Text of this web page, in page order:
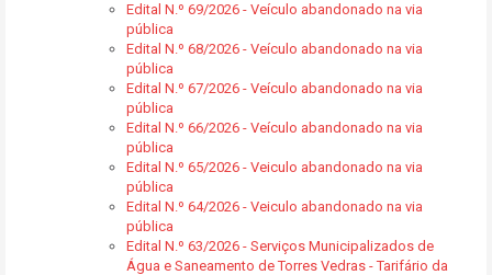
Edital N.º 69/2026 - Veículo abandonado na via
pública
Edital N.º 68/2026 - Veículo abandonado na via
pública
Edital N.º 67/2026 - Veículo abandonado na via
pública
Edital N.º 66/2026 - Veículo abandonado na via
pública
Edital N.º 65/2026 - Veiculo abandonado na via
pública
Edital N.º 64/2026 - Veiculo abandonado na via
pública
Edital N.º 63/2026 - Serviços Municipalizados de
Água e Saneamento de Torres Vedras - Tarifário da